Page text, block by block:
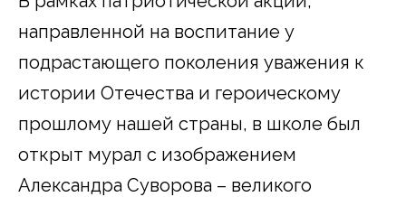
направленной на воспитание у
подрастающего поколения уважения к
истории Отечества и героическому
прошлому нашей страны, в школе был
открыт мурал с изображением
Александра Суворова – великого